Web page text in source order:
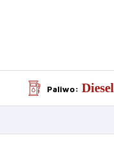
Paliwo: Diesel